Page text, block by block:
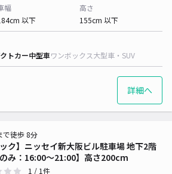
幅
以下
高さ
155cm 以下
トカー中型車ワンボックス大型車・SUV
詳細へ
ック】ニッセイ新大阪ビル駐車場 地下2階
のみ：16:00～21:00】高さ200cm
で徒歩 8分
1 / 1件